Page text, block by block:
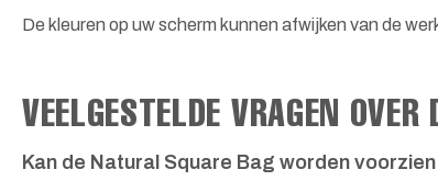
De kleuren op uw scherm kunnen afwijken van de
VEELGESTELDE VRAGEN
Kan de Natural Square Bag worden